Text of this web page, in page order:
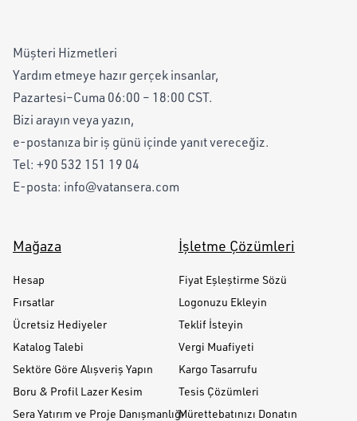
Müşteri Hizmetleri
Yardım etmeye hazır gerçek insanlar,
Pazartesi–Cuma 06:00 – 18:00 CST.
Bizi arayın veya yazın,
e-postanıza bir iş günü içinde yanıt vereceğiz.
Tel: +90 532 151 19 04
E-posta: info@vatansera.com
Mağaza
Hesap
Fırsatlar
Ücretsiz Hediyeler
Katalog Talebi
Sektöre Göre Alışveriş Yapın
Boru & Profil Lazer Kesim
Sera Yatırım ve Proje Danışmanlığı
İşletme Çözümleri
Fiyat Eşleştirme Sözü
Logonuzu Ekleyin
Teklif İsteyin
Vergi Muafiyeti
Kargo Tasarrufu
Tesis Çözümleri
Mürettebatınızı Donatın